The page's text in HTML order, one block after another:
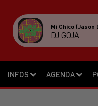
INFOS AGENDA
Mi Chico (jason
DJ GOJA